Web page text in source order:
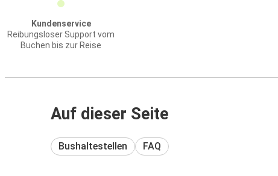
Kundenservice
Reibungsloser Support vom
Buchen bis zur Reise
Auf dieser Seite
Bushaltestellen FAQ